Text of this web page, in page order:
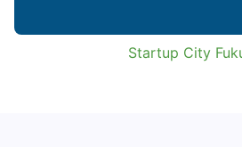
Startup City